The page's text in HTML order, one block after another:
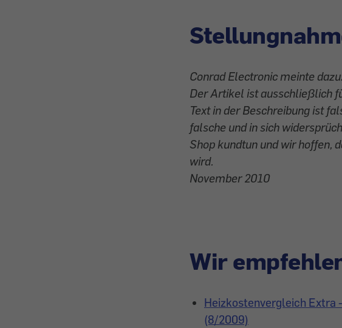
Conrad Electronic meinte
Der Artikel ist ausschließlich
Text in der Beschreibung ist
falsche und in sich
Shop kundtun und wir hoffen,
wird.
November 2010
Wir
Heizkostenvergleich Extra
(8/2009)